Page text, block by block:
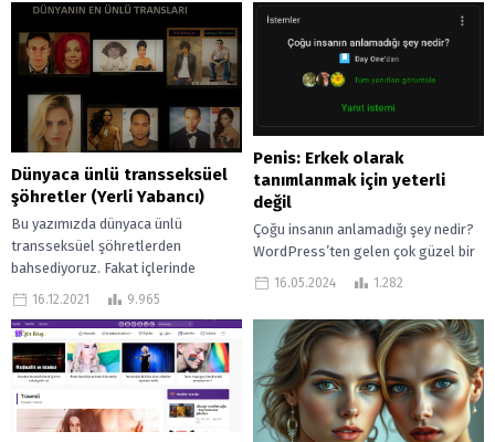
Dünyaca ünlü transseksüel
şöhretler (Yerli Yabancı)
Bu yazımızda dünyaca ünlü
transseksüel şöhretlerden
bahsediyoruz. Fakat içlerinde
bazılarını yabancı oldukları için
ilk bakışta tüm...
16.12.2021 9.965
Penis: Erkek olarak
tanımlanmak için yeterli
değil
Çoğu insanın anlamadığı şey nedir?
WordPress’ten gelen çok güzel bir
soru. Ancak vereceğim cevap size,
çok...
16.05.2024 1.282